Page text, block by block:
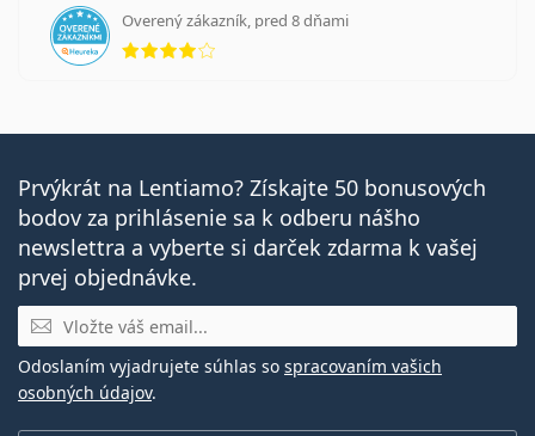
Môžete spať v Acuvue Oasys Max 1-Day for
Overený zákazník, pred 8 dňami
hodnotenie 4 z 5
Prvýkrát na Lentiamo? Získajte 50 bonusových
bodov za prihlásenie sa k odberu nášho
newslettra a vyberte si darček zdarma k vašej
prvej objednávke.
E-mail
Odoslaním vyjadrujete súhlas so spracovaním vašich
osobných údajov.